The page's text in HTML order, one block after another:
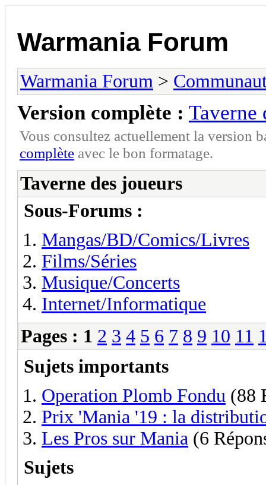
Warmania Forum
Warmania Forum >
Version complète : Taverne
Vous consultez actuellement la version
complète avec le bon formatage.
Taverne des joueurs
Sous-Forums :
Mangas/BD/Comics/Livres
Films/Séries
Musique/Concerts
Internet/Informatique
Pages : 1 2 3 4 5 6 7 8 9 10 11
Sujets importants
Operation Plomb Fondu (88
Prix 'Mania '19 : la
Les Pros sur Mania (6
Sujets